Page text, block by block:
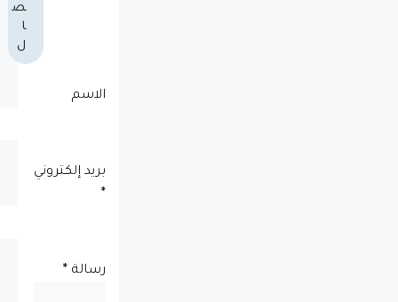
ص
ا
ل
الاسم
بريد إلكتروني
*
رسالة *